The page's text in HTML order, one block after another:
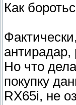
Как
антирадар,
Но что
покупку
RX65i, не